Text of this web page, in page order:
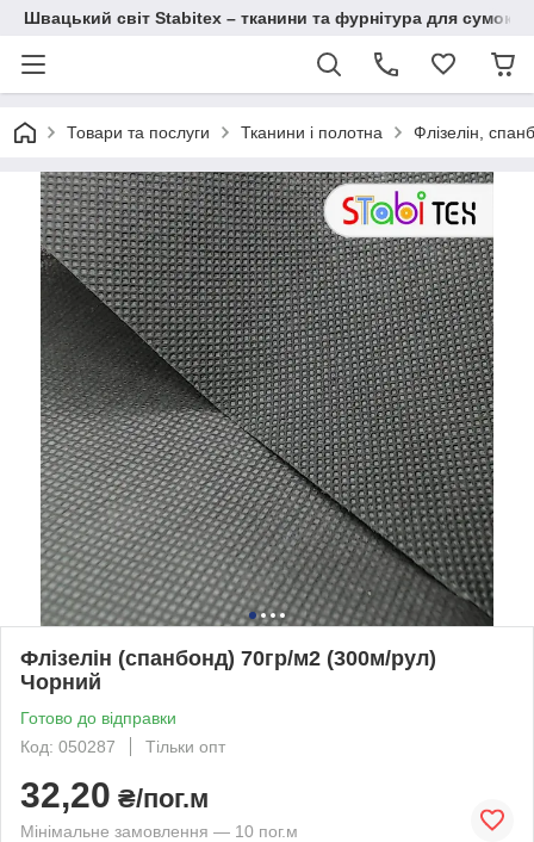
Швацький світ Stabitex – тканини та фурнітура для сумок і
Товари та послуги Тканини і полотна Флізелін,
Флізелін (спанбонд) 70гр/м2 (300м/рул)
Чорний
Готово до відправки
Код: 050287
Тільки опт
32,20 ₴/пог.м
Мінімальне замовлення — 10 пог.м